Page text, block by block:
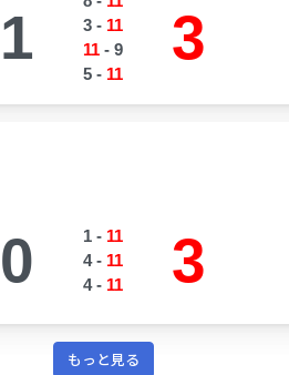
1
3- 11
11- 9
5- 11
3
0 1- 11
4- 11
4- 11 3
もっと見る